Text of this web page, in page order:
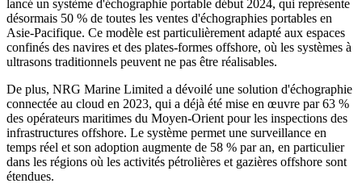
lancé un système d'échographie portable début 2024, qui représente
désormais 50 % de toutes les ventes d'échographies portables en
Asie-Pacifique. Ce modèle est particulièrement adapté aux espaces
confinés des navires et des plates-formes offshore, où les systèmes à
ultrasons traditionnels peuvent ne pas être réalisables.
De plus, NRG Marine Limited a dévoilé une solution d'échographie
connectée au cloud en 2023, qui a déjà été mise en œuvre par 63 %
des opérateurs maritimes du Moyen-Orient pour les inspections des
infrastructures offshore. Le système permet une surveillance en
temps réel et son adoption augmente de 58 % par an, en particulier
dans les régions où les activités pétrolières et gazières offshore sont
étendues.